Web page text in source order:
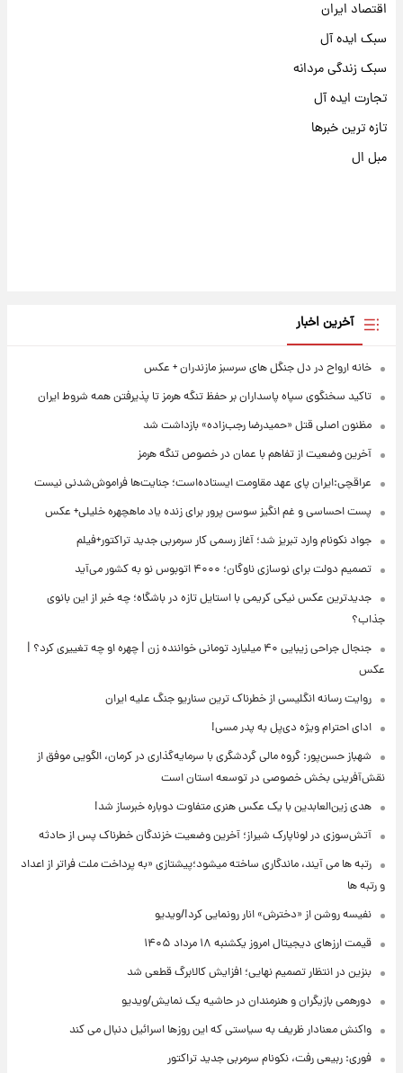
اقتصاد ایران
سبک ایده آل
سبک زندگی مردانه
تجارت ایده آل
تازه ترین خبرها
مبل ال
آخرین اخبار
خانه ارواح در دل جنگل های سرسبز مازندران + عکس
تاکید سخنگوی سپاه پاسداران بر حفظ تنگه هرمز تا پذیرفتن همه شروط ایران
مظنون اصلی قتل «حمیدرضا رجب‌زاده» بازداشت شد
آخرین وضعیت از تفاهم با عمان در خصوص تنگه هرمز
عراقچی:ایران پای عهد مقاومت ایستاده‌است؛ جنایت‌ها فراموش‌شدنی نیست
پست احساسی و غم انگیز سوسن پرور برای زنده یاد ماهچهره خلیلی+ عکس
جواد نکونام وارد تبریز شد؛ آغاز رسمی کار سرمربی جدید تراکتور+فیلم
تصمیم دولت برای نوسازی ناوگان؛ ۴۰۰۰ اتوبوس نو به کشور می‌آید
جدیدترین عکس نیکی کریمی با استایل تازه در باشگاه؛ چه خبر از این بانوی
جذاب؟
جنجال جراحی زیبایی ۴۰ میلیارد تومانی خواننده زن | چهره او چه تغییری کرد؟ |
عکس
روایت رسانه انگلیسی از خطرناک ترین سناریو جنگ علیه ایران
ادای احترام ویژه دی‌پل به پدر مسی!
شهباز حسن‌پور: گروه مالی گردشگری با سرمایه‌گذاری در کرمان، الگویی موفق از
نقش‌آفرینی بخش خصوصی در توسعه استان است
هدی زین‌العابدین با یک عکس هنری متفاوت دوباره خبرساز شد!
آتش‌سوزی در لوناپارک شیراز؛ آخرین وضعیت خزندگان خطرناک پس از حادثه
رتبه ها می آیند، ماندگاری ساخته میشود؛پیشتازی «به پرداخت ملت فراتر از اعداد
و رتبه ها
نفیسه روشن از «دخترش» انار رونمایی کرد!/ویدیو
قیمت ارزهای دیجیتال امروز یکشنبه ۱۸ مرداد ۱۴۰۵
بنزین در انتظار تصمیم نهایی؛ افزایش کالابرگ قطعی شد
دورهمی بازیگران و هنرمندان در حاشیه یک نمایش/ویدیو
واکنش معنادار ظریف به سیاستی که این روزها اسرائیل دنبال می کند
فوری: ربیعی رفت، نکونام سرمربی جدید تراکتور